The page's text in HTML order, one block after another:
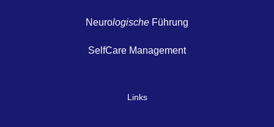
Neurologische Führung
SelfCare Management
Links